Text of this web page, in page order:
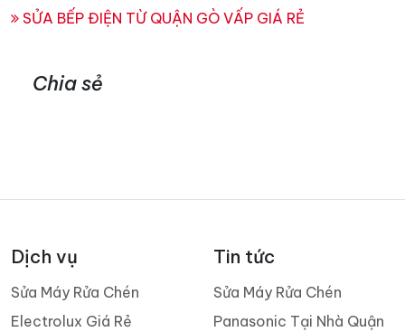
SỬA BẾP ĐIỆN TỪ QUẬN GÒ VẤP GIÁ RẺ
Chia sẻ
Dịch vụ
Sửa Máy Rửa Chén
Electrolux Giá Rẻ
Tin tức
Sửa Máy Rửa Chén
Panasonic Tại Nhà Quận